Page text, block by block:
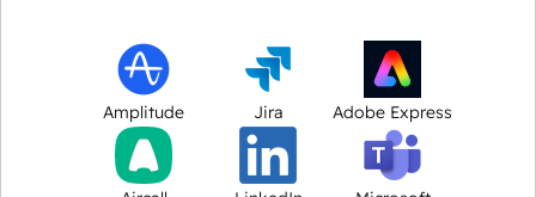
Amplitude Jira Adobe Express